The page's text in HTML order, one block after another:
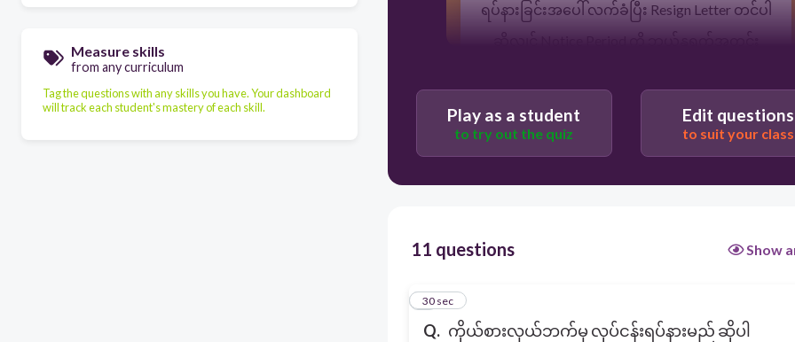
Measure skills
from any curriculum
Tag the questions with any skills you have. Your dashboard
will track each student's mastery of each skill.
ရပ်နားခြင်းအပေါ် လက်ခံပြီး Resign Letter တင်ပါ
Play as a student
to try out the quiz
Edit questions
to suit your class
11 questions Show
Q. ကိုယ်စားလှယ်ဘက်မှ လုပ်ငန်းရပ်နားမည် ဆိုပါ
1
30 sec